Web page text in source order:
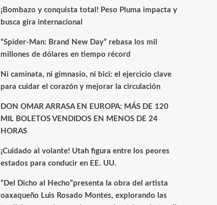
¡Bombazo y conquista total! Peso Pluma impacta y
busca gira internacional
“Spider-Man: Brand New Day” rebasa los mil
millones de dólares en tiempo récord
Ni caminata, ni gimnasio, ni bici: el ejercicio clave
para cuidar el corazón y mejorar la circulación
DON OMAR ARRASA EN EUROPA: MÁS DE 120
MIL BOLETOS VENDIDOS EN MENOS DE 24
HORAS
¡Cuidado al volante! Utah figura entre los peores
estados para conducir en EE. UU.
“Del Dicho al Hecho”presenta la obra del artista
oaxaqueño Luis Rosado Montes, explorando las